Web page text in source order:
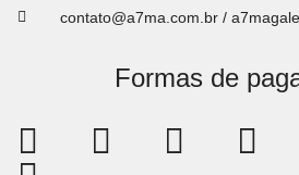
contato@a7ma.com.br /
Formas de